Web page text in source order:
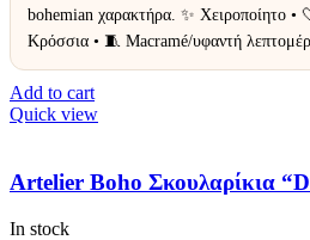
bohemian χαρακτήρα. ✨ Χειροποίητο •
Κρόσσια • 🧵 Macramé/υφαντή
Add to cart
Quick view
Artelier Boho Σκουλαρίκια
In stock